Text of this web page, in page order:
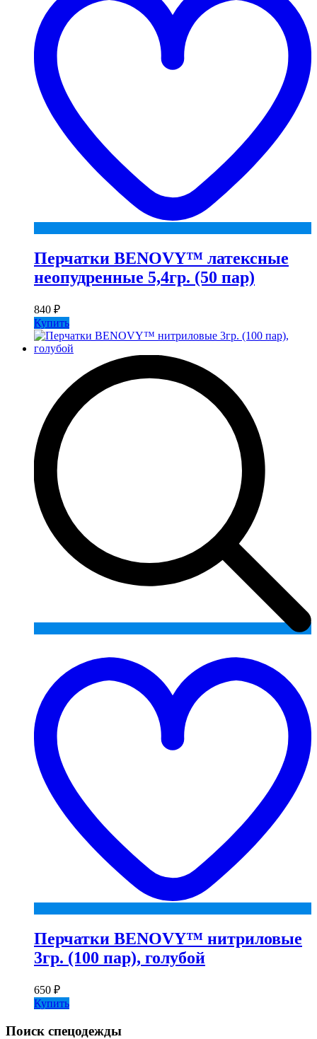
Перчатки BENOVY™ латексные
неопудренные 5,4гр. (50 пар)
840 ₽
Купить
Перчатки BENOVY™ нитриловые
3гр. (100 пар), голубой
650 ₽
Купить
Поиск спецодежды